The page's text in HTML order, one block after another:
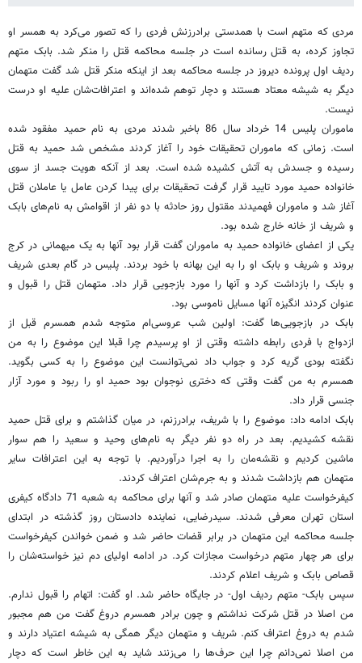
مردی که متهم است با همدستی برادرزنش فردی را که تصور می‌کرد به همسر او
تجاوز کرده، به قتل رسانده است در جلسه محاکمه قتل را منکر شد. بابک متهم
ردیف اول پرونده دیروز در جلسه محاکمه بعد از اینکه منکر قتل شد گفت متهمان
دیگر به شیشه معتاد هستند و دچار توهم شده‌اند و اعترافات‌شان علیه او درست
نیست.
ماموران پلیس 14 خرداد سال 86 باخبر شدند مردی به نام حمید مفقود شده
است. زمانی که ماموران تحقیقات خود را آغاز کردند مشخص شد حمید به قتل
رسیده و جسدش به آتش کشیده‌ شده‌ است. بعد از آنکه هویت جسد از سوی
خانواده حمید مورد تایید قرار گرفت تحقیقات برای پیدا کردن عامل یا عاملان قتل
آغاز شد و ماموران فهمیدند مقتول روز حادثه با دو نفر از اقوامش به نام‌های بابک
و شریف از خانه خارج شده‌ بود.
یکی از اعضای خانواده حمید به ماموران گفت قرار بود آنها به یک میهمانی در کرج
بروند و شریف و بابک او را به این بهانه با خود بردند. پلیس در گام بعدی شریف
و بابک را بازداشت کرد و آنها را مورد بازجویی قرار داد. متهمان قتل را قبول و
عنوان کردند انگیزه‌ آنها مسایل ناموسی بود.
بابک در بازجویی‌ها گفت: اولین شب عروسی‌ام متوجه شدم همسرم قبل از
ازدواج با فردی رابطه داشته وقتی از او پرسیدم چرا قبلا این موضوع را به من
نگفته بودی گریه کرد و جواب داد نمی‌توانست این موضوع را به کسی بگوید.
همسرم به من گفت وقتی که دختری نوجوان بود حمید او را ربود و مورد آزار
جنسی قرار داد.
بابک ادامه ‌داد: موضوع را با شریف، برادرزنم، در میان گذاشتم و برای قتل حمید
نقشه کشیدیم. بعد در راه دو نفر دیگر به نام‌های وحید و سعید را هم سوار
ماشین کردیم و نقشه‌مان را به اجرا درآوردیم. با توجه به این اعترافات سایر
متهمان هم بازداشت شدند و به جرم‌شان اعتراف کردند.
کیفرخواست علیه متهمان صادر شد و آنها برای محاکمه به شعبه 71 دادگاه کیفری
‌استان تهران معرفی ‌شدند. سیدرضایی، نماینده ‌دادستان روز گذشته در ابتدای
جلسه محاکمه این متهمان در برابر قضات حاضر شد و ضمن خواندن کیفرخواست
برای هر چهار متهم درخواست مجازات کرد. در ادامه اولیای دم نیز خواسته‌شان را
قصاص بابک و شریف اعلام کردند.
سپس بابک- متهم ردیف اول- در جایگاه حاضر شد. او گفت: اتهام را قبول ندارم.
من اصلا در قتل شرکت نداشتم و چون برادر همسرم دروغ گفت من هم مجبور
شدم به دروغ اعتراف کنم. شریف و متهمان دیگر همگی به شیشه اعتیاد دارند و
من اصلا نمی‌دانم چرا این حرف‌ها را می‌زنند شاید به این خاطر است که دچار